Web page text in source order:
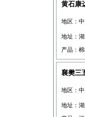
黄石康
地区：
地址：
产品：
襄樊三
地区：
地址：